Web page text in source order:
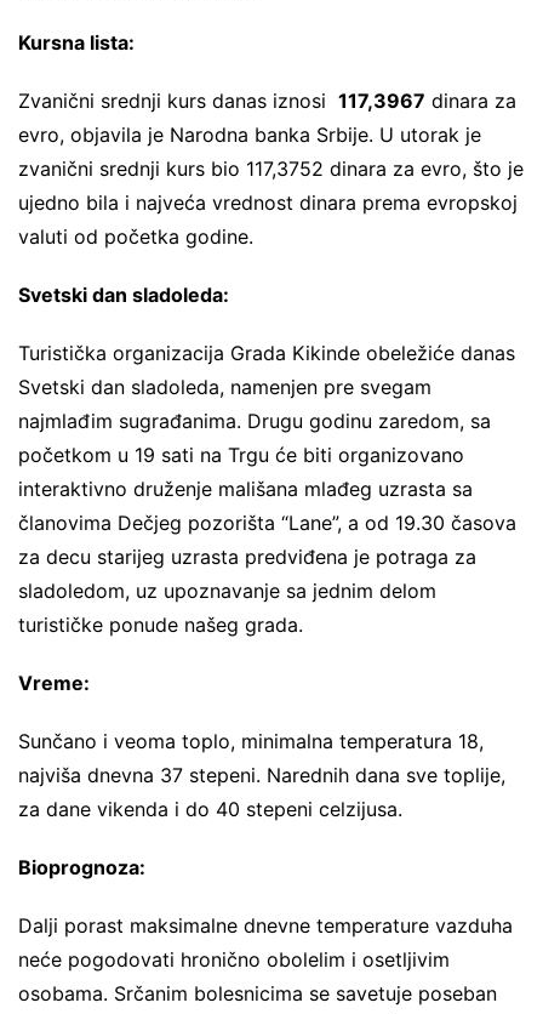
Kursna lista:
Zvanični srednji kurs danas iznosi 117,3967 dinara za
evro, objavila je Narodna banka Srbije. U utorak je
zvanični srednji kurs bio 117,3752 dinara za evro, što je
ujedno bila i najveća vrednost dinara prema evropskoj
valuti od početka godine.
Svetski dan sladoleda:
Turistička organizacija Grada Kikinde obeležiće danas
Svetski dan sladoleda, namenjen pre svegam
najmlađim sugrađanima. Drugu godinu zaredom, sa
početkom u 19 sati na Trgu će biti organizovano
interaktivno druženje mališana mlađeg uzrasta sa
članovima Dečjeg pozorišta “Lane”, a od 19.30 časova
za decu starijeg uzrasta predviđena je potraga za
sladoledom, uz upoznavanje sa jednim delom
turističke ponude našeg grada.
Vreme:
Sunčano i veoma toplo, minimalna temperatura 18,
najviša dnevna 37 stepeni. Narednih dana sve toplije,
za dane vikenda i do 40 stepeni celzijusa.
Bioprognoza:
Dalji porast maksimalne dnevne temperature vazduha
neće pogodovati hronično obolelim i osetljivim
osobama. Srčanim bolesnicima se savetuje poseban